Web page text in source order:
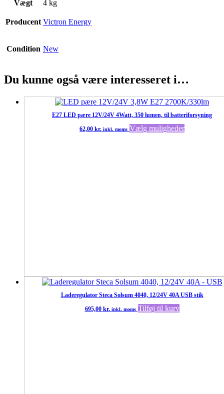
Vægt 4 kg
Producent Victron Energy
Condition New
Du kunne også være interesseret i…
E27 LED pære 12V/24V 4Watt, 350 lumen, til batteriforsyning
62,00 kr. inkl. moms Vælg mulighederDette
Laderegulator Steca Solsum 4040, 12/24V 40A USB stik
695,00 kr. inkl. moms Tilføj til kurv